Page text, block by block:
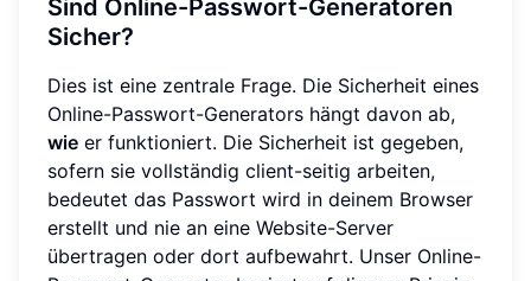
Sind Online-Passwort-Generatoren
Sicher?
Dies ist eine zentrale Frage. Die Sicherheit eines
Online-Passwort-Generators hängt davon ab,
wie er funktioniert. Die Sicherheit ist gegeben,
sofern sie vollständig client-seitig arbeiten,
bedeutet das Passwort wird in deinem Browser
erstellt und nie an eine Website-Server
übertragen oder dort aufbewahrt. Unser Online-